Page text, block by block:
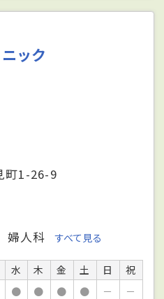
ック
町1-26-9
婦人科 すべて見る
水 木 金 土 日
祝
● ● ● ● －
－